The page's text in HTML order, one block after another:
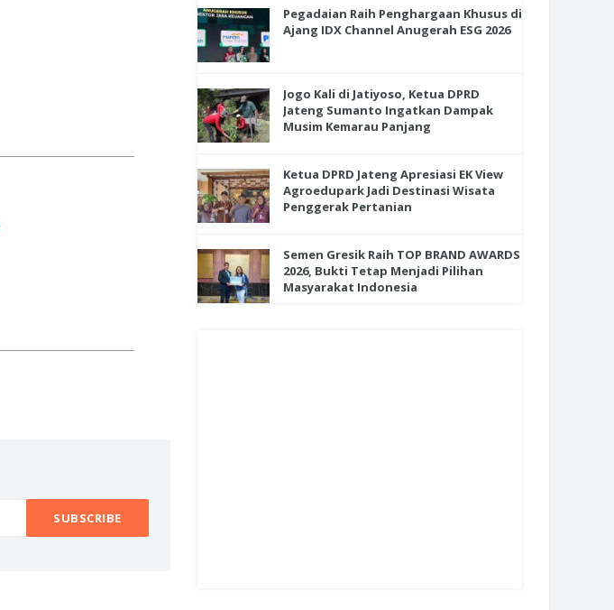
Pegadaian Raih Penghargaan Khusus di
Ajang IDX Channel Anugerah ESG 2026
Jogo Kali di Jatiyoso, Ketua DPRD
Jateng Sumanto Ingatkan Dampak
Musim Kemarau Panjang
Ketua DPRD Jateng Apresiasi EK View
Agroedupark Jadi Destinasi Wisata
Penggerak Pertanian
Semen Gresik Raih TOP BRAND AWARDS
2026, Bukti Tetap Menjadi Pilihan
Masyarakat Indonesia